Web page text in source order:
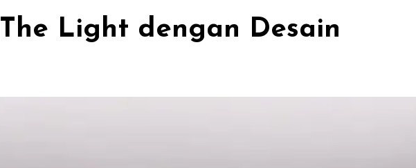
Light dengan Desain